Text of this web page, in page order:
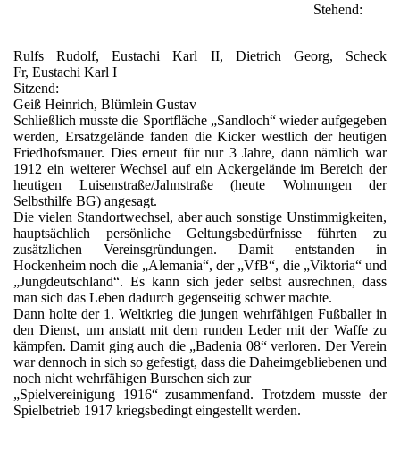
Stehend:
Rulfs Rudolf, Eustachi Karl II, Dietrich Georg, Scheck
Fr, Eustachi Karl I
Sitzend:
Geiß Heinrich, Blümlein Gustav
Schließlich musste die Sportfläche „Sandloch“ wieder aufgegeben
werden, Ersatzgelände fanden die Kicker westlich der heutigen
Friedhofsmauer. Dies erneut für nur 3 Jahre, dann nämlich war
1912 ein weiterer Wechsel auf ein Ackergelände im Bereich der
heutigen Luisenstraße/Jahnstraße (heute Wohnungen der
Selbsthilfe BG) angesagt.
Die vielen Standortwechsel, aber auch sonstige Unstimmigkeiten,
hauptsächlich persönliche Geltungsbedürfnisse führten zu
zusätzlichen Vereinsgründungen. Damit entstanden in
Hockenheim noch die „Alemania“, der „VfB“, die „Viktoria“ und
„Jungdeutschland“. Es kann sich jeder selbst ausrechnen, dass
man sich das Leben dadurch gegenseitig schwer machte.
Dann holte der 1. Weltkrieg die jungen wehrfähigen Fußballer in
den Dienst, um anstatt mit dem runden Leder mit der Waffe zu
kämpfen. Damit ging auch die „Badenia 08“ verloren. Der Verein
war dennoch in sich so gefestigt, dass die Daheimgebliebenen und
noch nicht wehrfähigen Burschen sich zur
„Spielvereinigung 1916“ zusammenfand. Trotzdem musste der
Spielbetrieb 1917 kriegsbedingt eingestellt werden.